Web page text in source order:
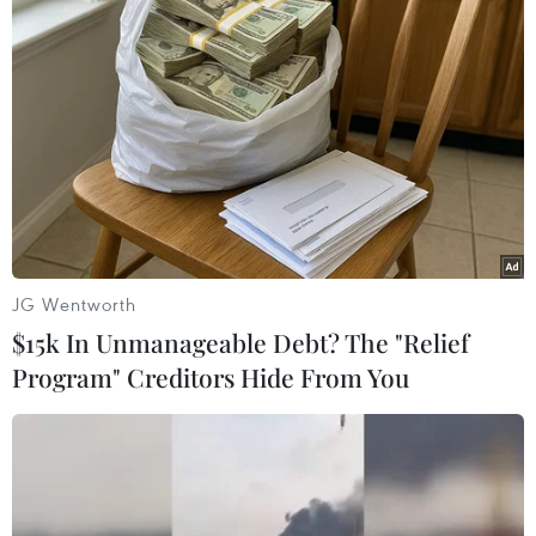
phòng tránh, ứng phó.
Tổ chức trực ban nghiêm túc, thường xuyên báo
cáo về Ban Chỉ đạo Ban Chỉ đạo Trung ương về
phòng chống thiên tai và Văn phòng Ủy ban
Quốc gia Ứng phó sự cố thiên tai và Tìm kiếm
cứu nạn.
Theo bản tin của Trung tâm Dự báo Khí tượng
Thủy văn Trung ương, từ sáng 17/11, vùng áp
thấp trên khu vực quần đảo Trường Sa đã mạnh
lên thành áp thấp nhiệt đới.
Hồi 4 giờ sáng 17/11, vị trí tâm áp thấp nhiệt đới
Đông, cách đảo Trường Sa khoảng 240km về
phía Đông Đông Bắc. Sức gió mạnh nhất vùng
JG Wentworth
$15k In Unmanageable Debt? The "Relief
Program" Creditors Hide From You